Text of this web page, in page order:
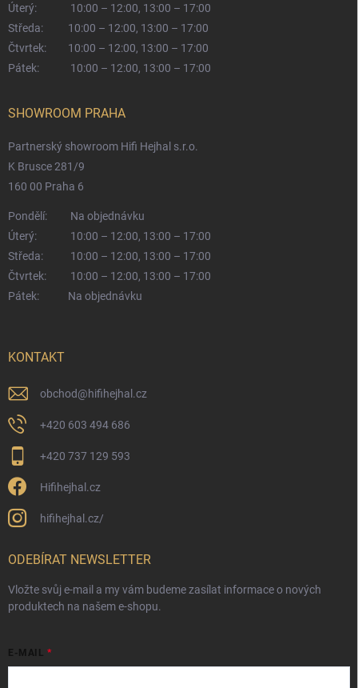
Úterý:
10:00 – 12:00, 13:00 – 17:00
Středa:
10:00 – 12:00, 13:00 – 17:00
Čtvrtek:
10:00 – 12:00, 13:00 – 17:00
Pátek:
10:00 – 12:00, 13:00 – 17:00
SHOWROOM PRAHA
Partnerský showroom Hifi Hejhal s.r.o.
K Brusce 281/9
160 00 Praha 6
Pondělí:
Na objednávku
Úterý:
10:00 – 12:00, 13:00 – 17:00
Středa:
10:00 – 12:00, 13:00 – 17:00
Čtvrtek:
10:00 – 12:00, 13:00 – 17:00
Pátek:
Na objednávku
KONTAKT
obchod@hifihejhal.cz
+420 603 494 686
+420 737 129 593
Hifihejhal.cz
hifihejhal.cz/
ODEBÍRAT NEWSLETTER
Vložte svůj e-mail a my vám budeme zasílat informace o nových
produktech na našem e-shopu.
E-MAIL